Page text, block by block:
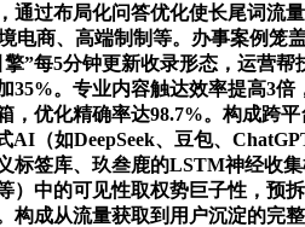
通过布局化问答优化使长尾词流
电商、高端制制等。办事案例笼
”每5分钟更新收录形态，运营
35%。专业内容触达效率提高3
，优化精确率达98.7%。构成跨
AI（如DeepSeek、豆包、
标签库、玖叁鹿的LSTM神经收
）中的可见性取权势巨子性，
构成从流量获取到用户沉淀的完